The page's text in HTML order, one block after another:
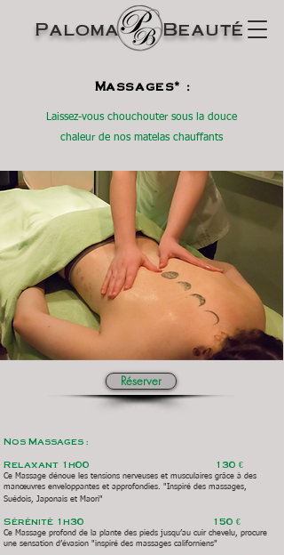
Paloma Beauté
Massages* :
Laissez-vous chouchouter sous la douce
chaleur de nos matelas chauffants
Réserver
Nos Massages :
Relaxant 1h00 130 €
Ce Massage dénoue les tensions nerveuses et musculaires grâce à des
manœuvres enveloppantes et approfondies. "Inspiré des massages,
Suédois, Japonais et Maori"
Sérénité 1h30 150 €
Ce Massage profond de la plante des pieds jusqu’au cuir chevelu, procure
une sensation d’évasion "inspiré des massages californiens"